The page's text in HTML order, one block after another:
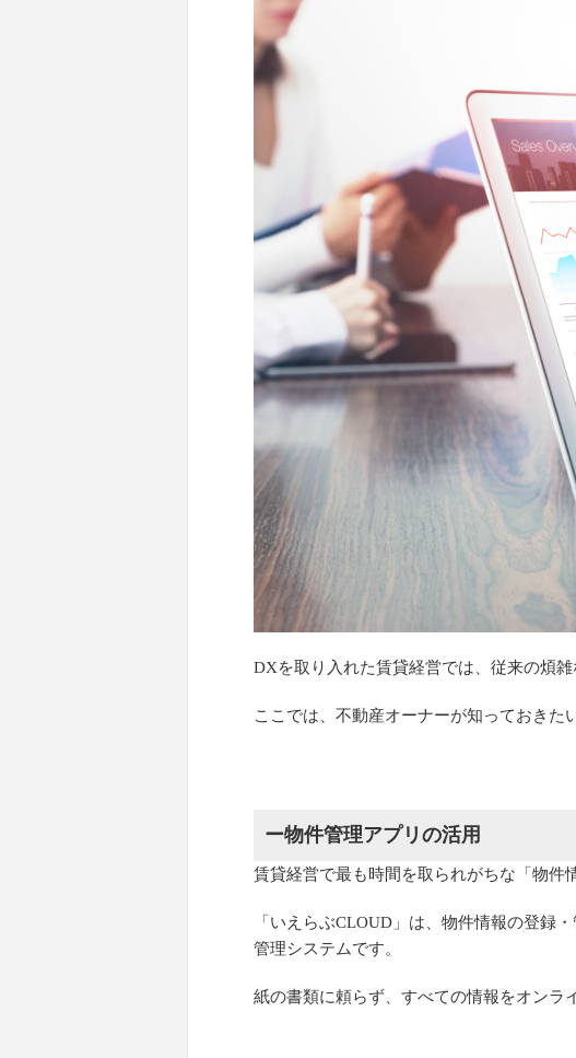
DXを取り入れた賃貸経営では、従来の煩
ここでは、不動産オーナーが知っておきた
ー物件管理アプリの活用
賃貸経営で最も時間を取られがちな「物件
「いえらぶCLOUD」は、物件情報の登録
管理システムです。
紙の書類に頼らず、すべての情報をオンラ